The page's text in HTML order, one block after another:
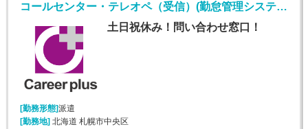
コールセンター・テレオペ（受信）(勤怠管理システムヘルプデスク)
土日祝休み！問い合わせ窓口！
[勤務形態]派遣
[勤務地] 北海道 札幌市中央区